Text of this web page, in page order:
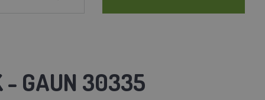
- GAUN 30335